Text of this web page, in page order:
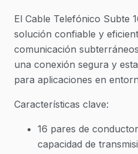
El Cable Telefónico Subte
solución confiable y
comunicación
una conexión segura y
para aplicaciones en
Características clave:
16 pares de
capacidad de